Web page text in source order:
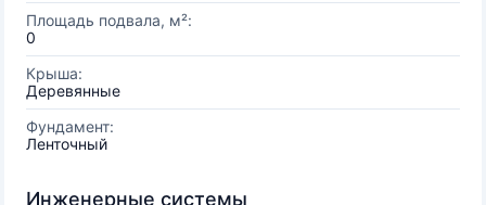
Площадь подвала, м²:
0
Крыша:
Деревянные
Фундамент:
Ленточный
Инженерные системы